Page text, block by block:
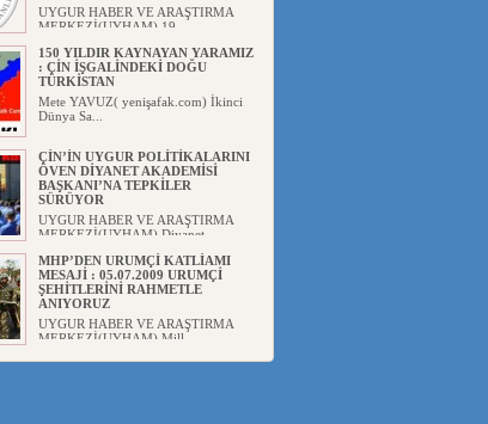
UYGUR HABER VE ARAŞTIRMA
MERKEZİ(UYHAM) 19...
150 YILDIR KAYNAYAN YARAMIZ
: ÇİN İŞGALİNDEKİ DOĞU
TÜRKİSTAN
Mete YAVUZ( yenişafak.com) İkinci
Dünya Sa...
ÇİN’İN UYGUR POLİTİKALARINI
ÖVEN DİYANET AKADEMİSİ
BAŞKANI’NA TEPKİLER
SÜRÜYOR
UYGUR HABER VE ARAŞTIRMA
MERKEZİ(UYHAM) Diyanet
MHP’DEN URUMÇİ KATLİAMI
MESAJİ : 05.07.2009 URUMÇİ
ŞEHİTLERİNİ RAHMETLE
ANIYORUZ
UYGUR HABER VE ARAŞTIRMA
MERKEZİ(UYHAM) Mill...
ÇİN’İN ANKARA BÜYÜKELÇİSİ